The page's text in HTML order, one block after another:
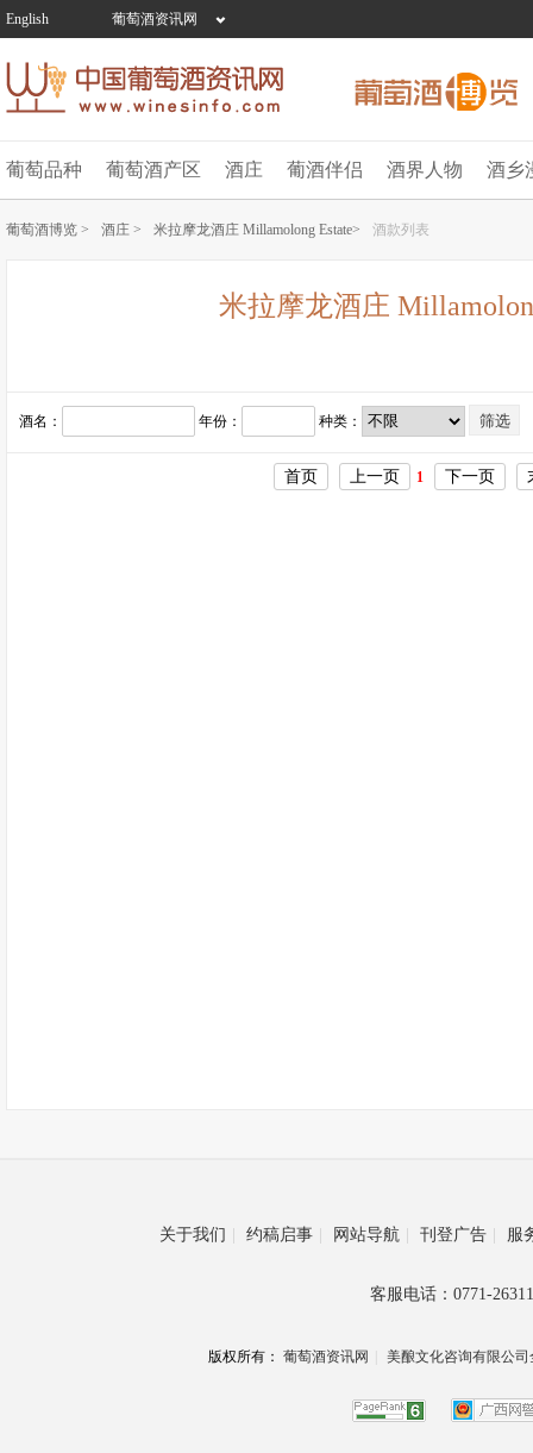
English 葡萄酒资讯网
葡萄品种 葡萄酒产区 酒庄 葡酒伴侣 酒界人物 酒乡
葡萄酒博览 > 酒庄 > 米拉摩龙酒庄 Millamolong Estate> 酒款列表
米拉摩龙酒庄
酒名： 年份： 种类：
首页 上一页 1 下一页
关于我们 | 约稿启事 | 网站导航 | 刊登广告 | 服
客服电话：0771-
版权所有： 葡萄酒资讯网 美酿文化咨询有限公司